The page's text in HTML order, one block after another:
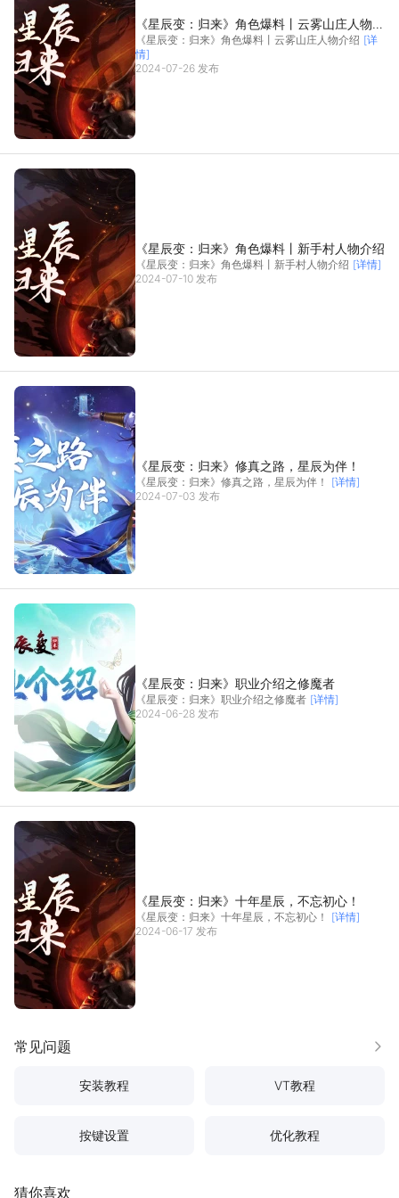
《星辰变：归来》角色爆料丨云雾山庄人物介
绍
《星辰变：归来》角色爆料丨云雾山庄人物介绍 [详
情]
2024-07-26 发布
《星辰变：归来》角色爆料丨新手村人物介绍
《星辰变：归来》角色爆料丨新手村人物介绍 [详情]
2024-07-10 发布
《星辰变：归来》修真之路，星辰为伴！
《星辰变：归来》修真之路，星辰为伴！
[详情]
2024-07-03 发布
《星辰变：归来》职业介绍之修魔者
《星辰变：归来》职业介绍之修魔者 [详情]
2024-06-28 发布
《星辰变：归来》十年星辰，不忘初心！
《星辰变：归来》十年星辰，不忘初心！
[详情]
2024-06-17 发布
常见问题 更多
安装教程 VT教程
按键设置 优化教程
猜你喜欢